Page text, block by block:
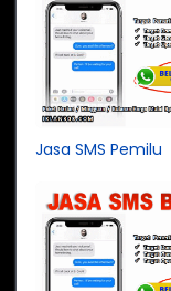
Jasa SMS Pemilu